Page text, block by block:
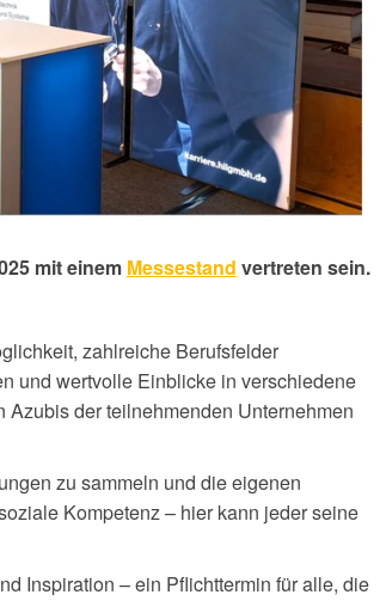
mit einem Messestand vertreten sein.
zahlreiche Berufsfelder
und wertvolle Einblicke in verschiedene
der teilnehmenden Unternehmen
zu sammeln und die eigenen
Kompetenz – hier kann jeder seine
Inspiration – ein Pflichttermin für alle, die